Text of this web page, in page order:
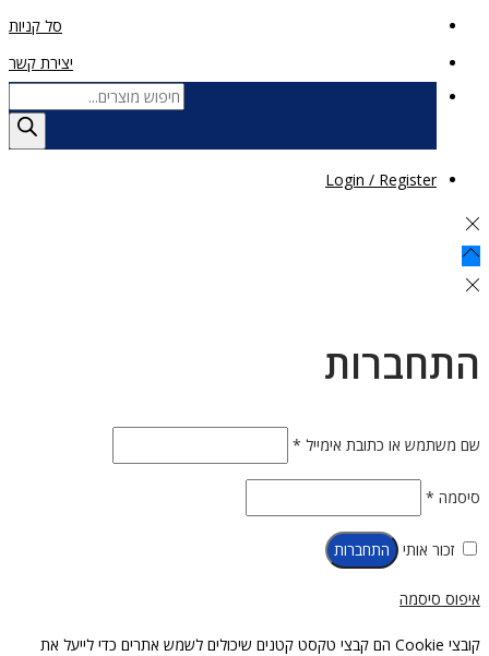
סל קניות
יצירת קשר
Products
Login / Register
התחברות
שם משתמש או כתובת אימייל *חובה
סיסמה *חובה
זכור אותי התחברות
איפוס סיסמה
קובצי Cookie הם קבצי טקסט קטנים שיכולים לשמש אתרים כדי לייעל את